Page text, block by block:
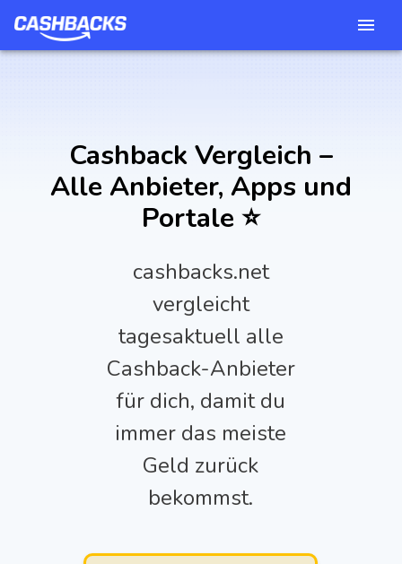
Cashback Vergleich –
Alle Anbieter, Apps und
Portale ⭐️
cashbacks.net
vergleicht
tagesaktuell alle
Cashback-Anbieter
für dich, damit du
immer das meiste
Geld zurück
bekommst.